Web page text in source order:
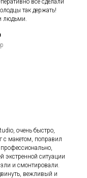
так держать!
людьми.
очень быстро,
с макетом, поправил
экстренной ситуации
и смонтировали.
вежливый и